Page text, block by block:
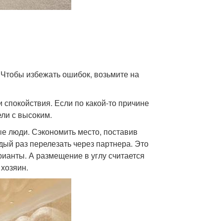
избежать ошибок, возьмите на
Если по какой-то причине
с высоким.
Сэкономить место, поставив
раз перелезать через партнера. Это
А размещение в углу считается